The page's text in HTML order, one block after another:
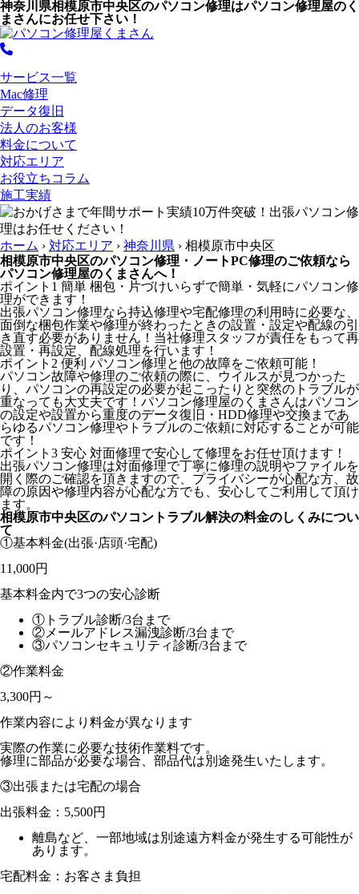
神奈川県相模原市中央区のパソコン修理はパソコン修理屋のく
まさんにお任せ下さい！
サービス一覧
Mac修理
データ復旧
法人のお客様
料金について
対応エリア
お役立ちコラム
施工実績
ホーム › 対応エリア › 神奈川県 › 相模原市中央区
相模原市中央区のパソコン修理・ノートPC修理のご依頼なら
パソコン修理屋のくまさんへ！
ポイント1 簡単 梱包・片づけいらずで簡単・気軽にパソコン修
理ができます！
出張パソコン修理なら持込修理や宅配修理の利用時に必要な、
面倒な梱包作業や修理が終わったときの設置・設定や配線の引
き直す必要がありません！当社修理スタッフが責任をもって再
設置・再設定、配線処理を行います！
ポイント2 便利 パソコン修理と他の故障をご依頼可能！
パソコン故障や修理のご依頼の際に、ウイルスが見つかった
り、パソコンの再設定の必要が起こったりと突然のトラブルが
重なっても大丈夫です！パソコン修理屋のくまさんはパソコン
の設定や設置から重度のデータ復旧・HDD修理や交換まであ
らゆるパソコン修理やトラブルのご依頼に対応することが可能
です！
ポイント3 安心 対面修理で安心して修理をお任せ頂けます！
出張パソコン修理は対面修理で丁寧に修理の説明やファイルを
開く際のご確認を頂きますので、プライバシーが心配な方、故
障の原因や修理内容が心配な方でも、安心してご利用して頂け
ます。
相模原市中央区のパソコントラブル解決の料金のしくみについ
て
①基本料金(出張·店頭·宅配)
11,000円
基本料金内で3つの安心診断
①トラブル診断/3台まで
②メールアドレス漏洩診断/3台まで
③パソコンセキュリティ診断/3台まで
②作業料金
3,300円～
作業内容により料金が異なります
実際の作業に必要な技術作業料です。
修理に部品が必要な場合、部品代は別途発生いたします。
③出張または宅配の場合
出張料金： 5,500円
離島など、一部地域は別途遠方料金が発生する可能性が
あります。
宅配料金：お客さま負担